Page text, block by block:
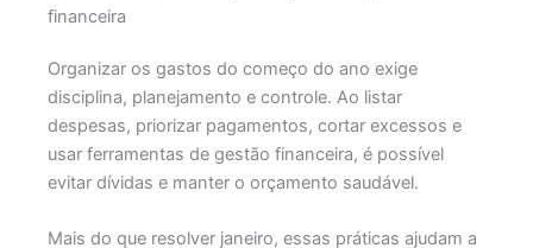
financeira
Organizar os gastos do começo do ano exige
disciplina, planejamento e controle. Ao listar
despesas, priorizar pagamentos, cortar excessos e
usar ferramentas de gestão financeira, é possível
evitar dívidas e manter o orçamento saudável.
Mais do que resolver janeiro, essas práticas ajudam a